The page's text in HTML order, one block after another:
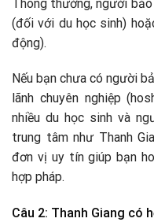
Thông thường, người
(đối với du học sinh)
động).
Nếu bạn chưa có người
lãnh chuyên nghiệp
nhiều du học sinh và
trung tâm như Thanh
đơn vị uy tín giúp bạn
hợp pháp.
Câu 2: Thanh Giang có